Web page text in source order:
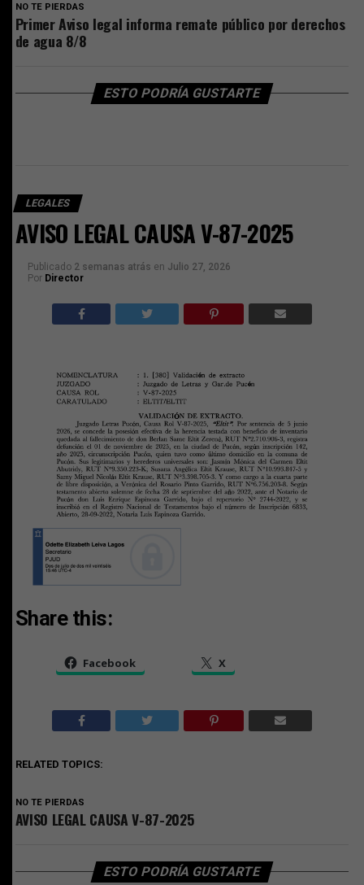
NO TE PIERDAS
Primer Aviso legal informa remate público por derechos
de agua 8/8
ESTO PODRÍA GUSTARTE
LEGALES
AVISO LEGAL CAUSA V-87-2025
Publicado 2 semanas atrás en Julio 27, 2026
Por Director
Share this:
Facebook X
RELATED TOPICS:
NO TE PIERDAS
AVISO LEGAL CAUSA V-87-2025
ESTO PODRÍA GUSTARTE